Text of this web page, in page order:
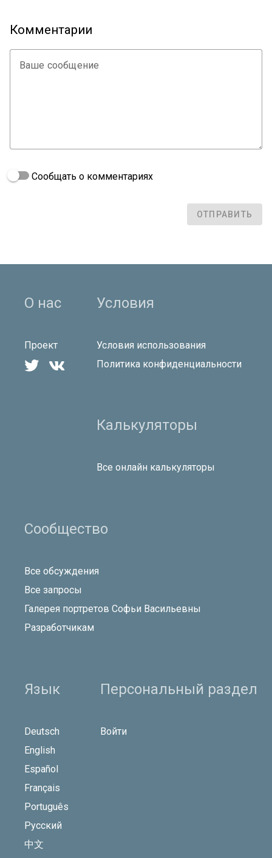
Комментарии
Ваше сообщение
Сообщать о комментариях
ОТПРАВИТЬ
О нас
Проект
 
Условия
Условия использования
Политика конфиденциальности
Калькуляторы
Все онлайн калькуляторы
Сообщество
Все обсуждения
Все запросы
Галерея портретов Софьи Васильевны
Разработчикам
Язык
Deutsch
English
Español
Français
Português
Русский
中文
Персональный раздел
Войти